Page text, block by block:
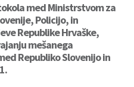
med Ministrstvom za
Policijo, in
Republike Hrvaške,
mešanega
Republiko Slovenijo in